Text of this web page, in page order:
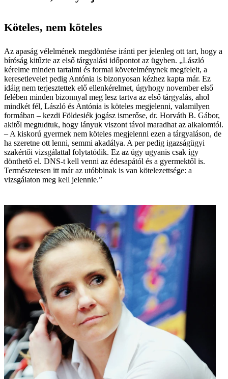
Köteles, nem köteles
Az apaság vélelmének megdöntése iránti per jelenleg ott tart, hogy a
bíróság kitűzte az első tárgyalási időpontot az ügyben. „László
kérelme minden tartalmi és formai követelménynek megfelelt, a
keresetlevelet pedig Antónia is bizonyosan kézhez kapta már. Ez
idáig nem terjesztettek elő ellenkérelmet, úgyhogy november első
felében minden bizonnyal meg lesz tartva az első tárgyalás, ahol
mindkét fél, László és Antónia is köteles megjelenni, valamilyen
formában – kezdi Földesiék jogász ismerőse, dr. Horváth B. Gábor,
akitől megtudtuk, hogy lányuk viszont távol maradhat az alkalomtól.
– A kiskorú gyermek nem köteles megjelenni ezen a tárgyaláson, de
ha szeretne ott lenni, semmi akadálya. A per pedig igazságügyi
szakértői vizsgálattal folytatódik. Ez az ügy ugyanis csak így
dönthető el. DNS-t kell venni az édesapától és a gyermektől is.
Természetesen itt már az utóbbinak is van kötelezettsége: a
vizsgálaton meg kell jelennie.”